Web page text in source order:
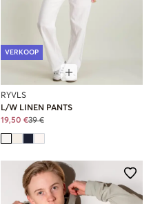
VERKOOP
RYVLS
L/W LINEN PANTS
19,50 €39 €